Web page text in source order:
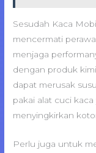
Sesudah Kaca
mencermati
menjaga
dengan produk
dapat merusak
pakai alat cuci
menyingkirkan
Perlu juga untuk